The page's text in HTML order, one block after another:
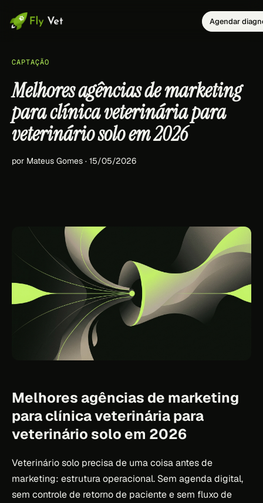
Agendar
CAPTAÇÃO
Melhores agências de marketing
para clínica veterinária para
veterinário solo em 2026
por Mateus Gomes · 15/05/2026
Melhores agências de marketing
para clínica veterinária para
veterinário solo em 2026
Veterinário solo precisa de uma coisa antes de
marketing: estrutura operacional. Sem agenda digital,
sem controle de retorno de paciente e sem fluxo de